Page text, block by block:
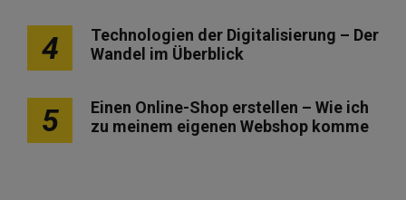
4
Technologien der Digitalisierung – Der
Wandel im Überblick
5
Einen Online-Shop erstellen – Wie ich
zu meinem eigenen Webshop komme